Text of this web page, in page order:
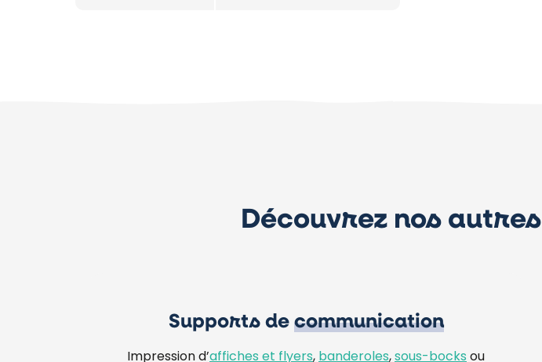
Découvrez nos autres
Supports de communication
Impression d’affiches et flyers, banderoles, sous-bocks ou